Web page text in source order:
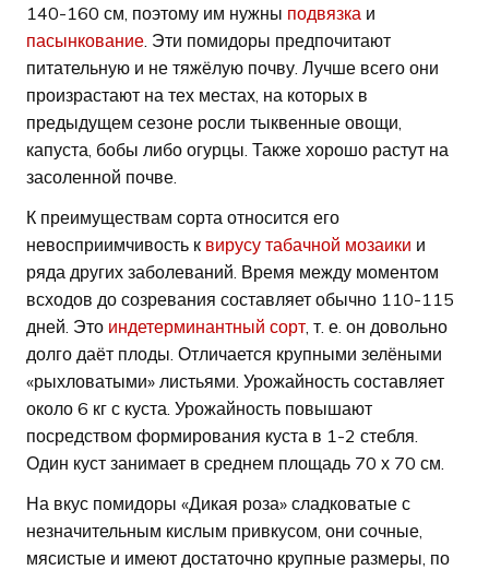
140-160 см, поэтому им нужны подвязка и
пасынкование . Эти помидоры предпочитают
питательную и не тяжёлую почву. Лучше всего они
произрастают на тех местах, на которых в
предыдущем сезоне росли тыквенные овощи,
капуста, бобы либо огурцы. Также хорошо растут на
засоленной почве.
К преимуществам сорта относится его
невосприимчивость к вирусу табачной мозаики и
ряда других заболеваний. Время между моментом
всходов до созревания составляет обычно 110-115
дней. Это индетерминантный сорт , т. е. он довольно
долго даёт плоды. Отличается крупными зелёными
«рыхловатыми» листьями. Урожайность составляет
около 6 кг с куста. Урожайность повышают
посредством формирования куста в 1-2 стебля.
Один куст занимает в среднем площадь 70 х 70 см.
На вкус помидоры «Дикая роза» сладковатые с
незначительным кислым привкусом, они сочные,
мясистые и имеют достаточно крупные размеры, по